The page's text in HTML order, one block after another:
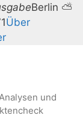
Berlin ⛅
Über
und